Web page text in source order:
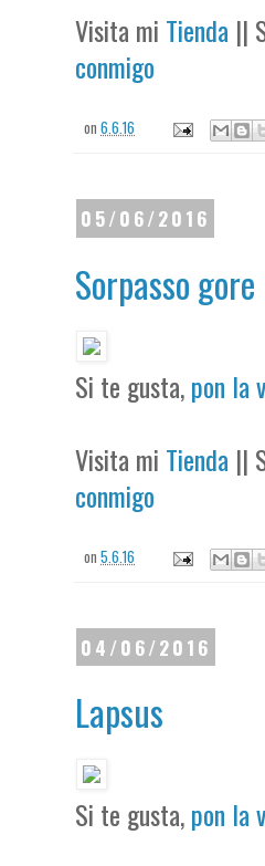
Visita mi Tienda ||
conmigo
on6.6.16
05/06/2016
Sorpasso gore
Si te gusta,pon la
Visita mi Tienda ||
conmigo
on5.6.16
04/06/2016
Lapsus
Si te gusta,pon la